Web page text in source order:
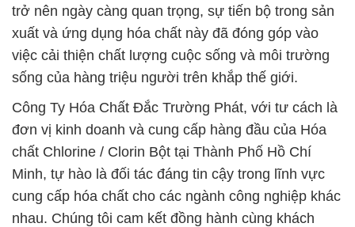
trở nên ngày càng quan trọng, sự tiến bộ trong sản
xuất và ứng dụng hóa chất này đã đóng góp vào
việc cải thiện chất lượng cuộc sống và môi trường
sống của hàng triệu người trên khắp thế giới.
Công Ty Hóa Chất Đắc Trường Phát, với tư cách là
đơn vị kinh doanh và cung cấp hàng đầu của Hóa
chất Chlorine / Clorin Bột tại Thành Phố Hồ Chí
Minh, tự hào là đối tác đáng tin cậy trong lĩnh vực
cung cấp hóa chất cho các ngành công nghiệp khác
nhau. Chúng tôi cam kết đồng hành cùng khách